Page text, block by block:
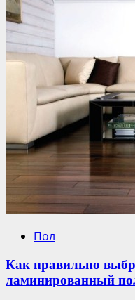
Пол
Как правильно
ламинированный